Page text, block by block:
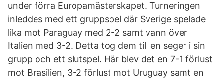
under förra Europamästerskapet. Turneringen
inleddes med ett gruppspel där Sverige spelade
lika mot Paraguay med 2-2 samt vann över
Italien med 3-2. Detta tog dem till en seger i sin
grupp och ett slutspel. Här blev det en 7-1 förlust
mot Brasilien, 3-2 förlust mot Uruguay samt en